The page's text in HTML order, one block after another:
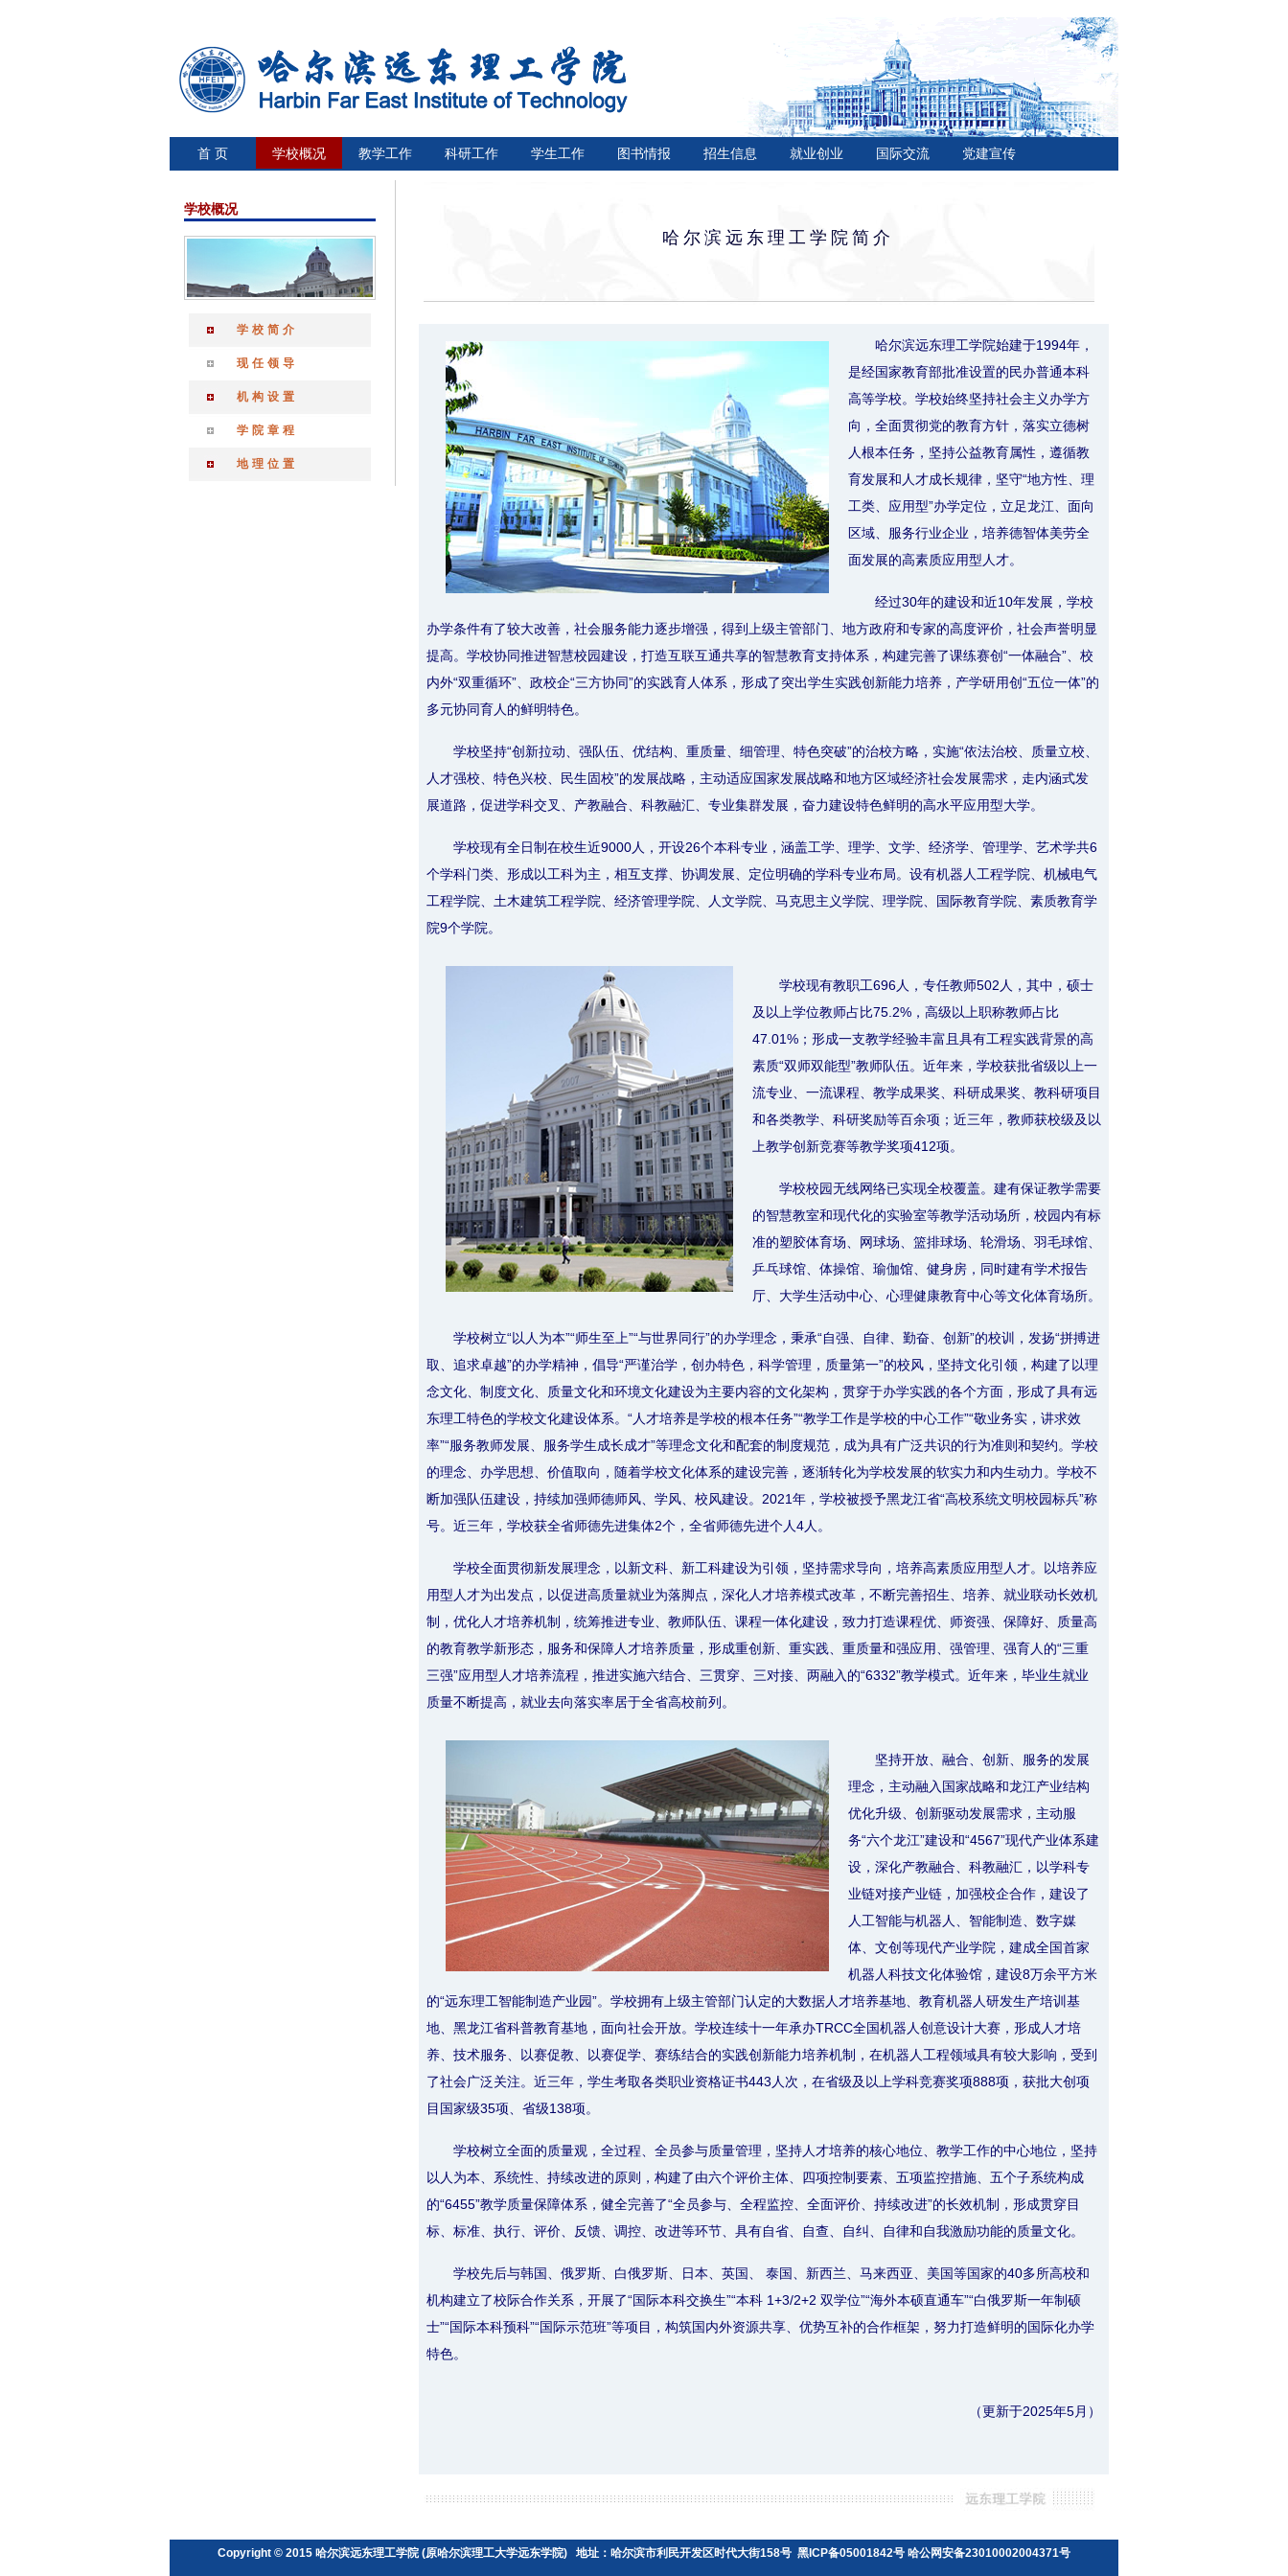
首 页 学校概况 教学工作 科研工作 学生工作 图书情报 招生信息 就业创业 国际交流 党建宣传
哈尔滨远东理工学院简介
哈尔滨远东理工学院始建于1994年，
是经国家教育部批准设置的民办普通本科
高等学校。学校始终坚持社会主义办学方
向，全面贯彻党的教育方针，落实立德树
人根本任务，坚持公益教育属性，遵循教
育发展和人才成长规律，坚守“地方性、理
工类、应用型”办学定位，立足龙江、面向
区域、服务行业企业，培养德智体美劳全
面发展的高素质应用型人才。
经过30年的建设和近10年发展，学校
办学条件有了较大改善，社会服务能力逐步增强，得到上级主管部门、地方政府和专家的高度评价，社会声誉明显
提高。学校协同推进智慧校园建设，打造互联互通共享的智慧教育支持体系，构建完善了课练赛创“一体融合”、校
内外“双重循环”、政校企“三方协同”的实践育人体系，形成了突出学生实践创新能力培养，产学研用创“五位一体”的
多元协同育人的鲜明特色。
学校坚持“创新拉动、强队伍、优结构、重质量、细管理、特色突破”的治校方略，实施“依法治校、质量立校、
人才强校、特色兴校、民生固校”的发展战略，主动适应国家发展战略和地方区域经济社会发展需求，走内涵式发
展道路，促进学科交叉、产教融合、科教融汇、专业集群发展，奋力建设特色鲜明的高水平应用型大学。
学校现有全日制在校生近9000人，开设26个本科专业，涵盖工学、理学、文学、经济学、管理学、艺术学共6
个学科门类、形成以工科为主，相互支撑、协调发展、定位明确的学科专业布局。设有机器人工程学院、机械电气
工程学院、土木建筑工程学院、经济管理学院、人文学院、马克思主义学院、理学院、国际教育学院、素质教育学
院9个学院。
学校现有教职工696人，专任教师502人，其中，硕士
及以上学位教师占比75.2%，高级以上职称教师占比
47.01%；形成一支教学经验丰富且具有工程实践背景的高
素质“双师双能型”教师队伍。近年来，学校获批省级以上一
流专业、一流课程、教学成果奖、科研成果奖、教科研项目
和各类教学、科研奖励等百余项；近三年，教师获校级及以
上教学创新竞赛等教学奖项412项。
学校校园无线网络已实现全校覆盖。建有保证教学需要
的智慧教室和现代化的实验室等教学活动场所，校园内有标
准的塑胶体育场、网球场、篮排球场、轮滑场、羽毛球馆、
乒乓球馆、体操馆、瑜伽馆、健身房，同时建有学术报告
厅、大学生活动中心、心理健康教育中心等文化体育场所。
学校树立“以人为本”“师生至上”“与世界同行”的办学理念，秉承“自强、自律、勤奋、创新”的校训，发扬“拼搏进
取、追求卓越”的办学精神，倡导“严谨治学，创办特色，科学管理，质量第一”的校风，坚持文化引领，构建了以理
念文化、制度文化、质量文化和环境文化建设为主要内容的文化架构，贯穿于办学实践的各个方面，形成了具有远
东理工特色的学校文化建设体系。“人才培养是学校的根本任务”“教学工作是学校的中心工作”“敬业务实，讲求效
率”“服务教师发展、服务学生成长成才”等理念文化和配套的制度规范，成为具有广泛共识的行为准则和契约。学校
的理念、办学思想、价值取向，随着学校文化体系的建设完善，逐渐转化为学校发展的软实力和内生动力。学校不
断加强队伍建设，持续加强师德师风、学风、校风建设。2021年，学校被授予黑龙江省“高校系统文明校园标兵”称
号。近三年，学校获全省师德先进集体2个，全省师德先进个人4人。
学校全面贯彻新发展理念，以新文科、新工科建设为引领，坚持需求导向，培养高素质应用型人才。以培养应
用型人才为出发点，以促进高质量就业为落脚点，深化人才培养模式改革，不断完善招生、培养、就业联动长效机
制，优化人才培养机制，统筹推进专业、教师队伍、课程一体化建设，致力打造课程优、师资强、保障好、质量高
的教育教学新形态，服务和保障人才培养质量，形成重创新、重实践、重质量和强应用、强管理、强育人的“三重
三强”应用型人才培养流程，推进实施六结合、三贯穿、三对接、两融入的“6332”教学模式。近年来，毕业生就业
质量不断提高，就业去向落实率居于全省高校前列。
坚持开放、融合、创新、服务的发展
理念，主动融入国家战略和龙江产业结构
优化升级、创新驱动发展需求，主动服
务“六个龙江”建设和“4567”现代产业体系建
设，深化产教融合、科教融汇，以学科专
业链对接产业链，加强校企合作，建设了
人工智能与机器人、智能制造、数字媒
体、文创等现代产业学院，建成全国首家
机器人科技文化体验馆，建设8万余平方米
的“远东理工智能制造产业园”。学校拥有上级主管部门认定的大数据人才培养基地、教育机器人研发生产培训基
地、黑龙江省科普教育基地，面向社会开放。学校连续十一年承办TRCC全国机器人创意设计大赛，形成人才培
养、技术服务、以赛促教、以赛促学、赛练结合的实践创新能力培养机制，在机器人工程领域具有较大影响，受到
了社会广泛关注。近三年，学生考取各类职业资格证书443人次，在省级及以上学科竞赛奖项888项，获批大创项
目国家级35项、省级138项。
学校树立全面的质量观，全过程、全员参与质量管理，坚持人才培养的核心地位、教学工作的中心地位，坚持
以人为本、系统性、持续改进的原则，构建了由六个评价主体、四项控制要素、五项监控措施、五个子系统构成
的“6455”教学质量保障体系，健全完善了“全员参与、全程监控、全面评价、持续改进”的长效机制，形成贯穿目
标、标准、执行、评价、反馈、调控、改进等环节、具有自省、自查、自纠、自律和自我激励功能的质量文化。
学校先后与韩国、俄罗斯、白俄罗斯、日本、英国、 泰国、新西兰、马来西亚、美国等国家的40多所高校和
机构建立了校际合作关系，开展了“国际本科交换生”“本科 1+3/2+2 双学位”“海外本硕直通车”“白俄罗斯一年制硕
士”“国际本科预科”“国际示范班”等项目，构筑国内外资源共享、优势互补的合作框架，努力打造鲜明的国际化办学
特色。
（更新于2025年5月）
学校概况
学校简介
现任领导
机构设置
学院章程
地理位置
Copyright © 2015 哈尔滨远东理工学院 (原哈尔滨理工大学远东学院) 地址：哈尔滨市利民开发区时代大街158号 黑ICP备05001842号 哈公网安备23010002004371号